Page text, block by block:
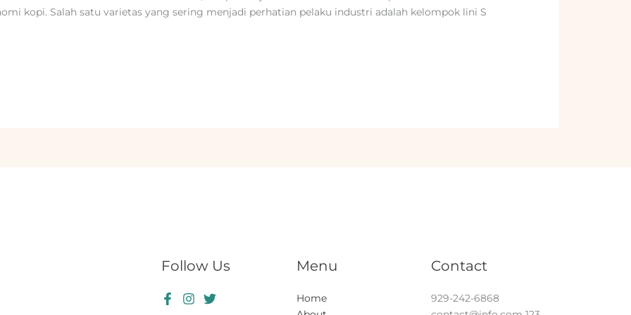
kopi. Salah satu varietas yang sering menjadi perhatian pelaku industri adalah kelompok lini S
Follow Us Menu
Home
Contact
929-242-6868